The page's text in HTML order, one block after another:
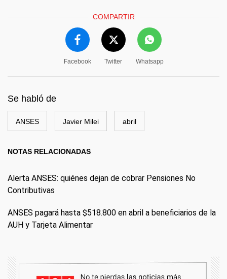
COMPARTIR
Facebook Twitter Whatsapp
Se habló de
ANSES Javier Milei abril
NOTAS RELACIONADAS
Alerta ANSES: quiénes dejan de cobrar Pensiones No
Contributivas
ANSES pagará hasta $518.800 en abril a beneficiarios de la
AUH y Tarjeta Alimentar